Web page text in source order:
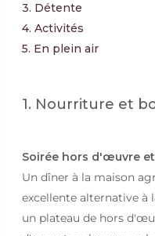
3. Détente
4. Activités
5. En plein air
1. Nourriture et
Soirée hors d'œuvre
Un dîner à la maison
excellente alternative à
un plateau de hors